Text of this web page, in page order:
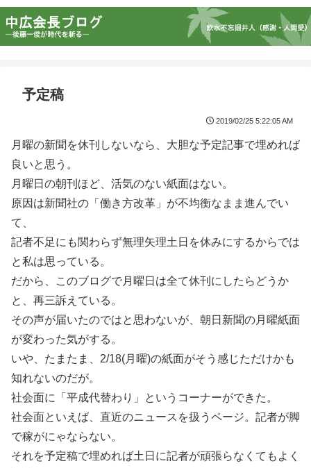
予定稿
2019/02/25 5:22:05 AM
月曜の新聞を休刊しないなら、大胆な予定記事で埋めれば
良いと思う。
月曜日の朝刊ほど、活気のない紙面はない。
原因は新聞社の「働き方改革」が不均衡なまま進んでい
て、
記者不足にも関わらず無理矢理土日を休みにするからでは
と私は思っている。
だから、このブログで月曜日は全て休刊にしたらどうか
と、再三訴えている。
その声が届いたのではと思わないが、朝日新聞の月曜紙面
が変わった気がする。
いや、たまたま、2/18(月曜)の紙面がそう感じただけかも
知れないのだが。
社会面に「平成代替わり」というコーナーができた。
社会面といえば、直近のニュースを扱うページ。記者が脚
で稼がにゃならない。
それを予定稿で埋めれば土日に記者が頑張らなくてもよく